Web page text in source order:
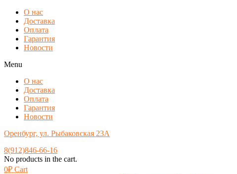
О нас
Доставка
Оплата
Гарантия
Новости
Menu
О нас
Доставка
Оплата
Гарантия
Новости
Оренбург, ул. Рыбаковская 23А
8(912)846-66-16
No products in the cart.
0₽ Cart